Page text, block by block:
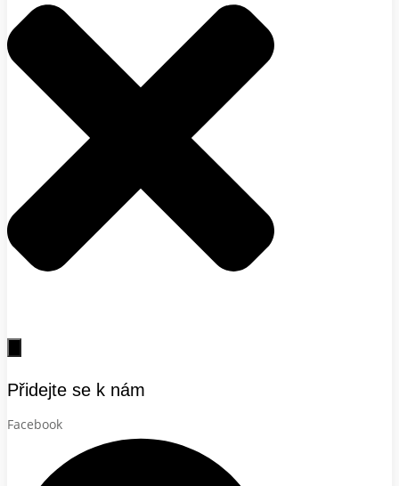
Přidejte se k nám
Facebook